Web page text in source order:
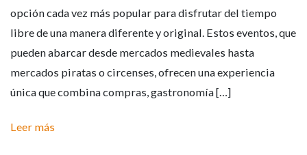
opción cada vez más popular para disfrutar del tiempo
libre de una manera diferente y original. Estos eventos, que
pueden abarcar desde mercados medievales hasta
mercados piratas o circenses, ofrecen una experiencia
única que combina compras, gastronomía […]
Leer más